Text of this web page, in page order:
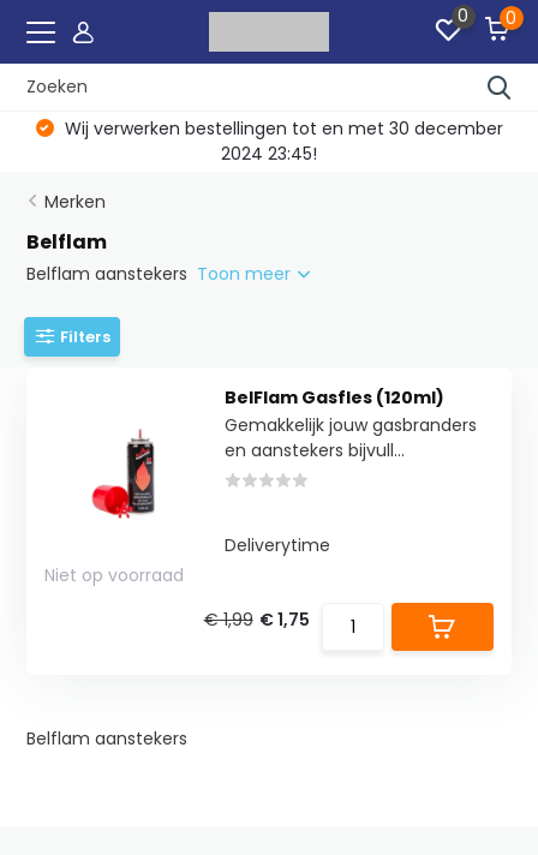
0 0
Wij verwerken bestellingen tot en met 30 december
2024 23:45!
Merken
Belflam
Belflam aanstekers Toon meer
Filters
BelFlam Gasfles (120ml)
Gemakkelijk jouw gasbranders
en aanstekers bijvull...
Deliverytime
Niet op voorraad
€ 1,99 € 1,75
Belflam aanstekers